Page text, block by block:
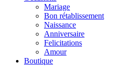
Mariage
Bon rétablissement
Naissance
Anniversaire
Felicitations
Amour
Boutique